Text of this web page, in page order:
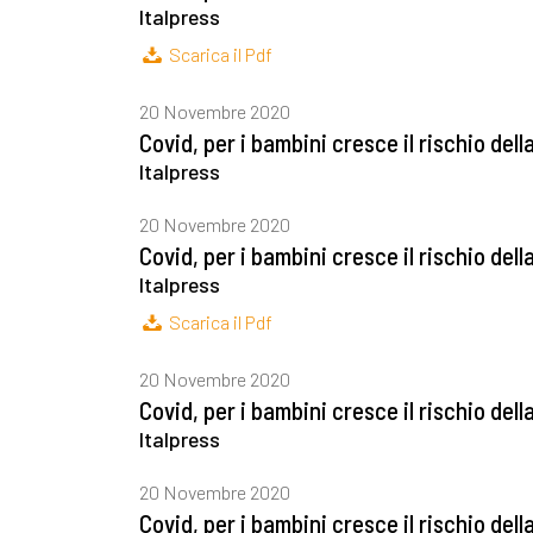
Italpress
Scarica il Pdf
20 Novembre 2020
Covid, per i bambini cresce il rischio
Italpress
20 Novembre 2020
Covid, per i bambini cresce il rischio
Italpress
Scarica il Pdf
20 Novembre 2020
Covid, per i bambini cresce il rischio
Italpress
20 Novembre 2020
Covid, per i bambini cresce il rischio